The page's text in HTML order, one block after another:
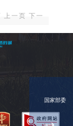
上一页
下一
国家部委